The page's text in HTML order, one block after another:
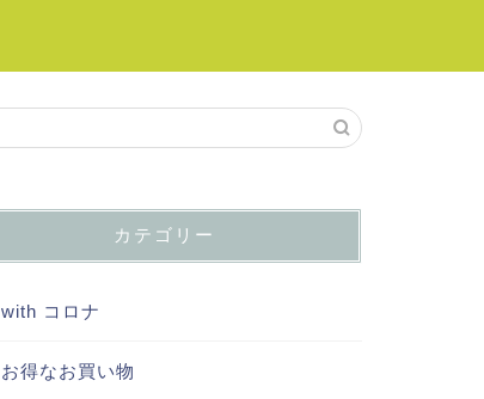
カテゴリー
with コロナ
お得なお買い物